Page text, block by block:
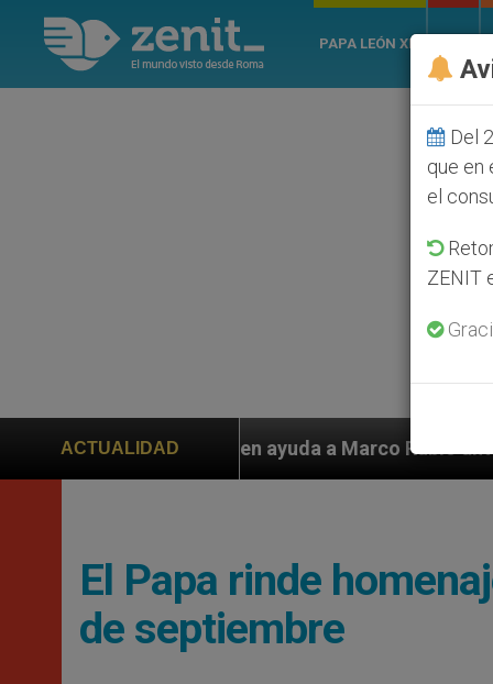
PAPA LEÓN XIV
ACTUALIDAD
ayuda a Marco Rubio ante persecución de
El Papa rinde
de septiembre
Del
que en
el
ZENIT